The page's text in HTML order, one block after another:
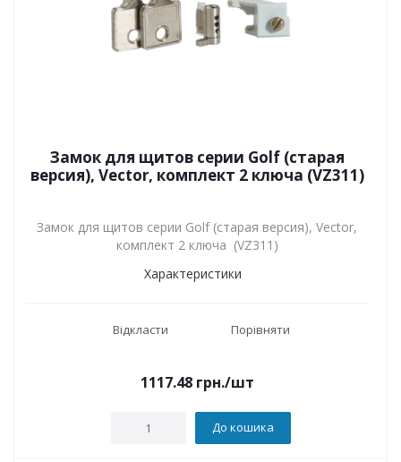
Замок для щитов серии Golf (старая
версия), Vector, комплект 2 ключа (VZ311)
Замок для щитов серии Golf (старая версия), Vector,
комплект 2 ключа (VZ311)
Характеристики
Відкласти Порівняти
1117.48 грн./шт
До кошика